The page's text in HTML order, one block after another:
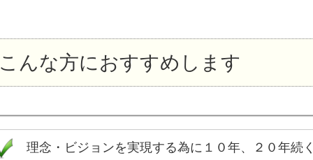
こんな方におすすめします
理念・ビジョンを実現する為に１０年、２０年続く